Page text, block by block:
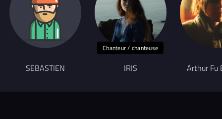
SEBASTIEN
Chanteur / chanteuse
IRIS Arthur Fu